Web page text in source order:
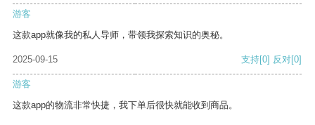
游客
这款app就像我的私人导师，带领我探索知识的奥秘。
2025-09-15 支持[0] 反对[0]
游客
这款app的物流非常快捷，我下单后很快就能收到商品。